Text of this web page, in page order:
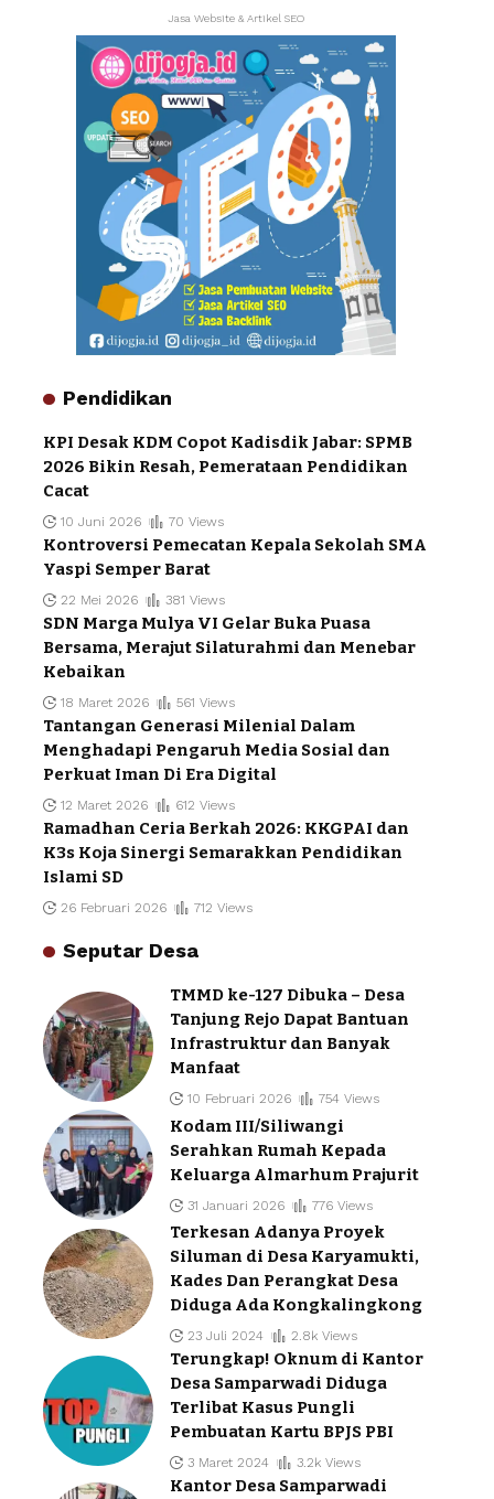
Jasa Website & Artikel SEO
Pendidikan
KPI Desak KDM Copot Kadisdik Jabar: SPMB
2026 Bikin Resah, Pemerataan Pendidikan
Cacat
10 Juni 2026 70 Views
Kontroversi Pemecatan Kepala Sekolah SMA
Yaspi Semper Barat
22 Mei 2026 381 Views
SDN Marga Mulya VI Gelar Buka Puasa
Bersama, Merajut Silaturahmi dan Menebar
Kebaikan
18 Maret 2026 561 Views
Tantangan Generasi Milenial Dalam
Menghadapi Pengaruh Media Sosial dan
Perkuat Iman Di Era Digital
12 Maret 2026 612 Views
Ramadhan Ceria Berkah 2026: KKGPAI dan
K3s Koja Sinergi Semarakkan Pendidikan
Islami SD
26 Februari 2026 712 Views
Seputar Desa
TMMD ke-127 Dibuka – Desa
Tanjung Rejo Dapat Bantuan
Infrastruktur dan Banyak
Manfaat
10 Februari 2026 754 Views
Kodam III/Siliwangi
Serahkan Rumah Kepada
Keluarga Almarhum Prajurit
31 Januari 2026 776 Views
Terkesan Adanya Proyek
Siluman di Desa Karyamukti,
Kades Dan Perangkat Desa
Diduga Ada Kongkalingkong
23 Juli 2024 2.8k Views
Terungkap! Oknum di Kantor
Desa Samparwadi Diduga
Terlibat Kasus Pungli
Pembuatan Kartu BPJS PBI
3 Maret 2024 3.2k Views
Kantor Desa Samparwadi